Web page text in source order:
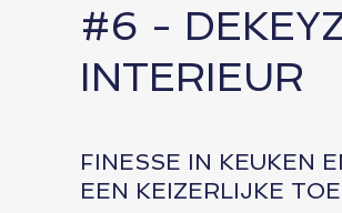
#6 -
INTERIEUR
FINESSE IN KEUKEN
EEN KEIZERLIJKE